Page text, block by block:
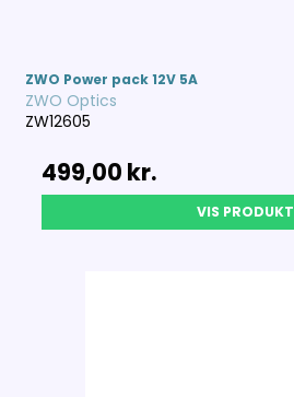
ZWO Power pack 12V 5A
ZWO Optics
ZW12605
499,00 kr.
VIS PRODUKT